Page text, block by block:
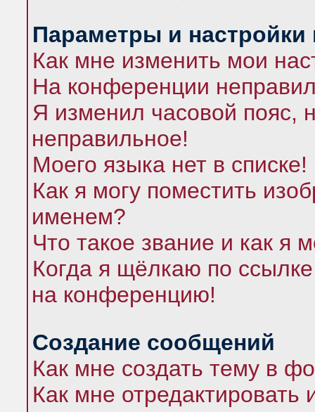
Параметры и настройки
Как мне изменить мои
На конференции
Я изменил часовой пояс,
неправильное!
Моего языка нет в списке!
Как я могу поместить
именем?
Что такое звание и как я
Когда я щёлкаю по
на конференцию!
Создание сообщений
Как мне создать тему в
Как мне